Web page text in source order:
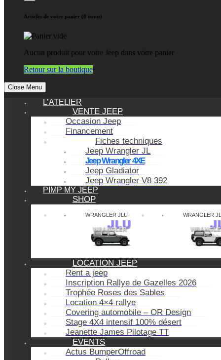
Articles de votre panier (0 items)
Aucun produit pour votre Jeep dans votre panier
Retour sur la boutique
Close Menu
L’ATELIER
VENTE JEEP
Occasion Jeep
Financement
Fiches techniques
Jeep Wrangler JL
Jeep Wrangler 4XE
Jeep Gladiator
Jeep Wrangler V8 392
PIMP MY JEEP
SHOP
WRANGLER JLU WRANGLER JL
LOCATION JEEP
Rent a jeep
Inscription Rallye de Gazelles 2026
Trophée Roses des Sables
Location 4×4 rallye
Covering automobile – OR Design
Stage 4X4 intensif 100% désert
Jeanette James Pilotage TT
EVENTS
Actus BumperOffroad